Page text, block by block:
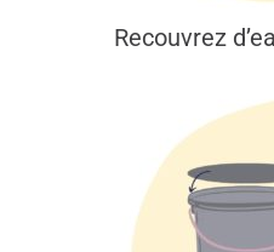
Recouvrez